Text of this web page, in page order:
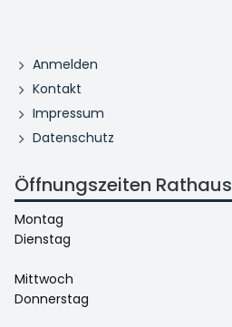
Anmelden
Kontakt
Impressum
Datenschutz
Öffnungszeiten Rathaus
Montag
Dienstag
Mittwoch
Donnerstag